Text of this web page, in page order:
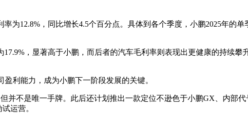
为12.8%，同比增长4.5个百分点。具体到各个季度，小鹏2025年的单
，显著高于小鹏，而后者的汽车毛利率则表现出更健康的持续攀
利能力，成为小鹏下一阶段发展的关键。
并不是唯一手牌。此后还计划推出一款定位不逊色于小鹏GX、内部
运营。